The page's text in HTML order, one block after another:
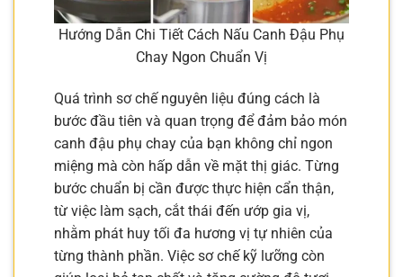
Hướng Dẫn Chi Tiết Cách Nấu Canh Đậu Phụ
Chay Ngon Chuẩn Vị
Quá trình sơ chế nguyên liệu đúng cách là
bước đầu tiên và quan trọng để đảm bảo món
canh đậu phụ chay của bạn không chỉ ngon
miệng mà còn hấp dẫn về mặt thị giác. Từng
bước chuẩn bị cần được thực hiện cẩn thận,
từ việc làm sạch, cắt thái đến ướp gia vị,
nhằm phát huy tối đa hương vị tự nhiên của
từng thành phần. Việc sơ chế kỹ lưỡng còn